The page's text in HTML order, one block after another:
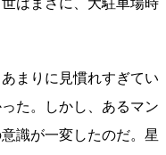
はまさに、大駐車場時
まりに見慣れすぎてい
た。しかし、あるマン
識が一変したのだ。星